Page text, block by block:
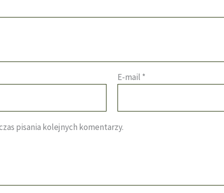
E-mail *
pisania kolejnych komentarzy.